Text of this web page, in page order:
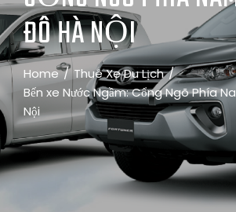
ĐÔ HÀ NỘI
Home
Thuê Xe Du Lịch
Bến xe Nước Ngầm: Cổng Ngõ Phía
Nội